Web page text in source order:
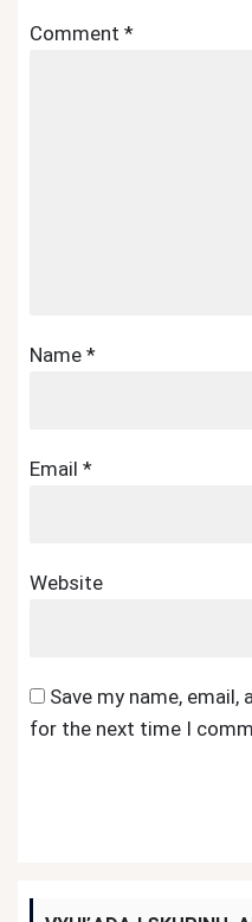
Comment *
Name *
Email *
Website
Save my name,
for the next time I